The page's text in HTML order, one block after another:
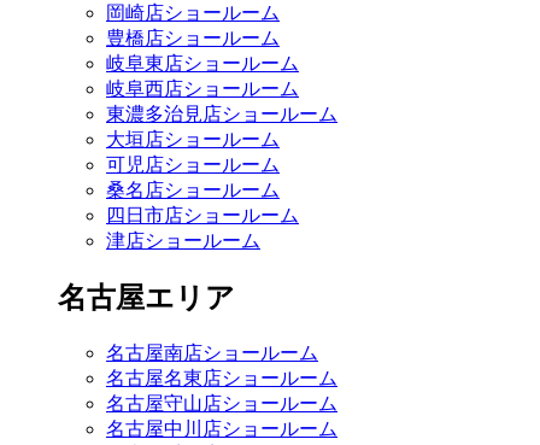
岡崎店ショールーム
豊橋店ショールーム
岐阜東店ショールーム
岐阜西店ショールーム
東濃多治見店ショールーム
大垣店ショールーム
可児店ショールーム
桑名店ショールーム
四日市店ショールーム
津店ショールーム
名古屋エリア
名古屋南店ショールーム
名古屋名東店ショールーム
名古屋守山店ショールーム
名古屋中川店ショールーム